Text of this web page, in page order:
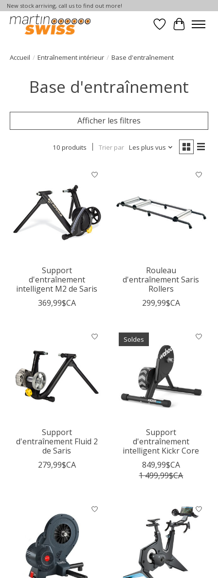
New stock arriving, call us to find out more!
Liste dePanier
Accueil / Entraînement intérieur / Base d'entraînement
Base d'entraînement
Afficher les filtres
10 produits Trier par Les plus vus
Support
d'entraînement
intelligent M2 de Saris
369,99$CA
Rouleau
d'entraînement Saris
Rollers
299,99$CA
Support
d'entraînement Fluid 2
de Saris
279,99$CA
Soldes
Support
d'entraînement
intelligent Kickr Core
849,99$CA
1 499,99$CA